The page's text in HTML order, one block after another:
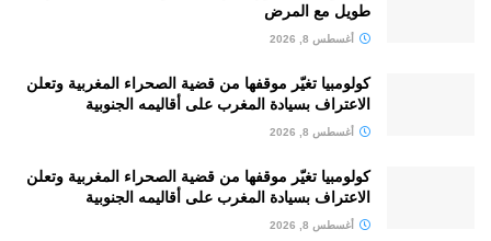
طويل مع المرض
أغسطس 8, 2026
كولومبيا تغيّر موقفها من قضية الصحراء المغربية وتعلن
الاعتراف بسيادة المغرب على أقاليمه الجنوبية
أغسطس 8, 2026
كولومبيا تغيّر موقفها من قضية الصحراء المغربية وتعلن
الاعتراف بسيادة المغرب على أقاليمه الجنوبية
أغسطس 8, 2026